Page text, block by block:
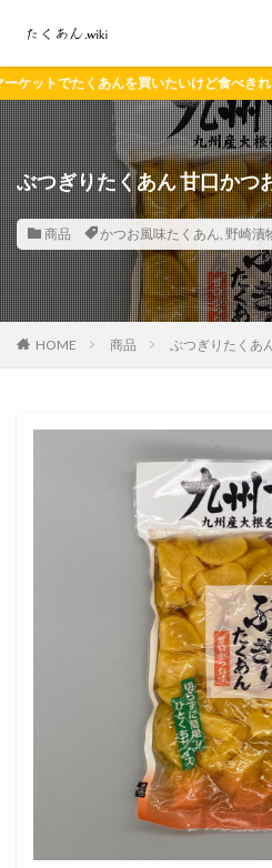
を買いたいけど食べきれるか自信がない
ぶつぎりたくあん 甘口かつ
商品 かつお風味たくあん, 野崎漬
HOME 商品 ぶつぎりたくあ